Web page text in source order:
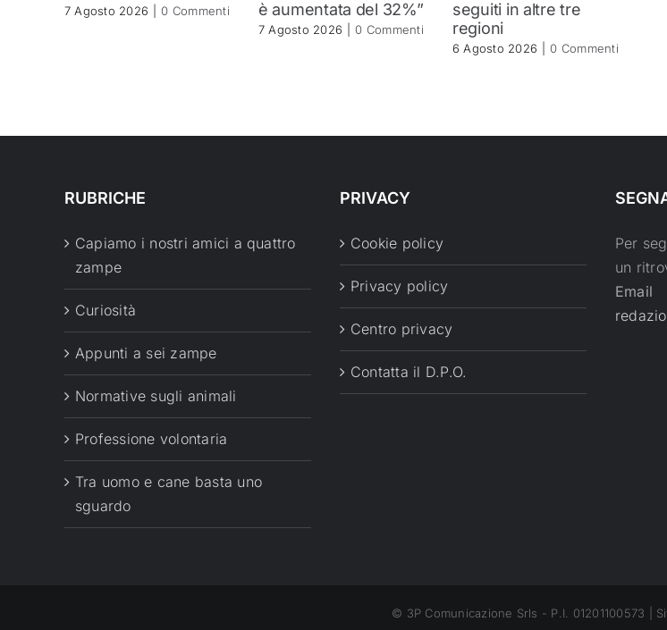
7 Agosto 2026 0 Commenti
è aumentata del 32%”
7 Agosto 2026 0 Commenti
seguiti in altre tre
regioni
6 Agosto 2026 0 Commenti
RUBRICHE
Capiamo i nostri amici a quattro
zampe
Curiosità
Appunti a sei zampe
Normative sugli animali
Professione volontaria
Tra uomo e cane basta uno
sguardo
PRIVACY
Cookie policy
Privacy policy
Centro privacy
Contatta il D.P.O.
Per
un
Email
© 3P Comunicazione Srls - P.I. 01201100573 |